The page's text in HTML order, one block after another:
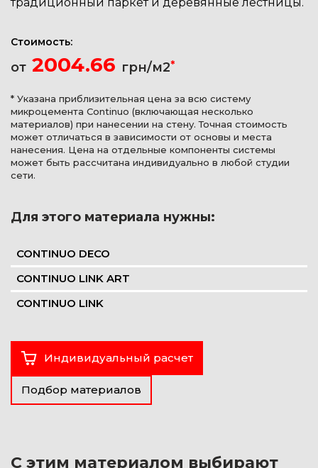
Стоимость:
от 2004.66 грн/м2*
* Указана приблизительная цена за всю систему
микроцемента Continuo (включающая несколько
материалов) при нанесении на стену. Точная стоимость
может отличаться в зависимости от основы и места
нанесения. Цена на отдельные компоненты системы
может быть рассчитана индивидуально в любой студии
сети.
Для этого материала нужны:
CONTINUO DECO
CONTINUO LINK ART
CONTINUO LINK
Индивидуальный расчет
Подбор материалов
С этим материалом выбирают